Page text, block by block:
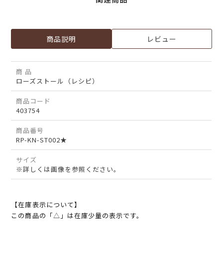
商品説明 レビュー
商 品
ローズストール（レシピ）
商品コード
403754
商品番号
RP-KN-ST002★
サイズ
※詳しくは画像を参照ください。
【在庫表示について】
この商品の「△」は在庫少量の表示です。